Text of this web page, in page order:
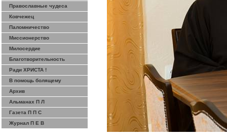
Православные чудеса
Ковчежец
Паломничество
Миссионерство
Милосердие
Благотворительность
Ради ХРИСТА !
В помощь болящему
Архив
Альманах П Л
Газета П П С
Журнал П Е В